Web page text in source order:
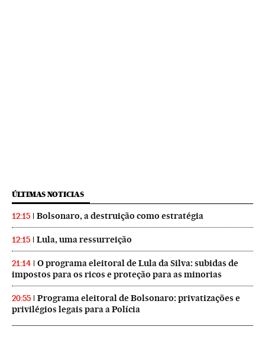
ÚLTIMAS NOTICIAS
12:15 Bolsonaro, a destruição como estratégia
12:15 Lula, uma ressurreição
21:14
O programa eleitoral de Lula da Silva: subidas de
impostos para os ricos e proteção para as minorias
20:55
Programa eleitoral de Bolsonaro: privatizações e
privilégios legais para a Polícia